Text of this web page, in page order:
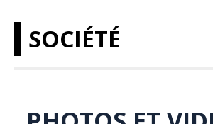
SOCIÉTÉ